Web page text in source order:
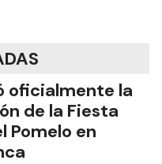
oficialmente la
de la Fiesta
Pomelo en